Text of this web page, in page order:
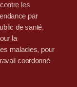
les
par
de santé,
la
maladies, pour
coordonné